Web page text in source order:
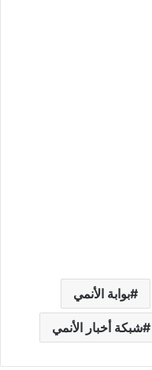
بوابة الأنمي
شبكة أخبار الأنمي